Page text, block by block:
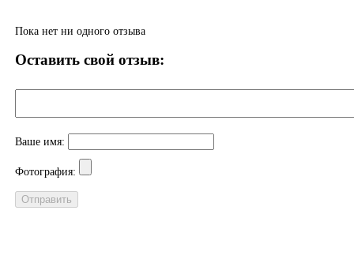
Пока нет ни одного отзыва
Оставить свой отзыв:
Ваше имя:
Фотография: